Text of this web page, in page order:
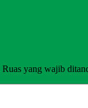
Ruas yang wajib